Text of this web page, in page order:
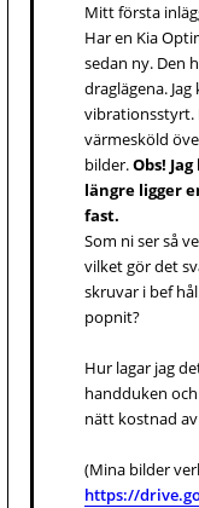
Mitt första
Har en Kia
sedan ny. Den
draglägena.
vibrationsstyrt.
värmesköld
bilder.Obs!
längre ligger
fast.
Som ni ser så
vilket gör det
skruvar i bef
popnit?
Hur lagar jag
handduken
nätt kostnad
(Mina bilder
https://